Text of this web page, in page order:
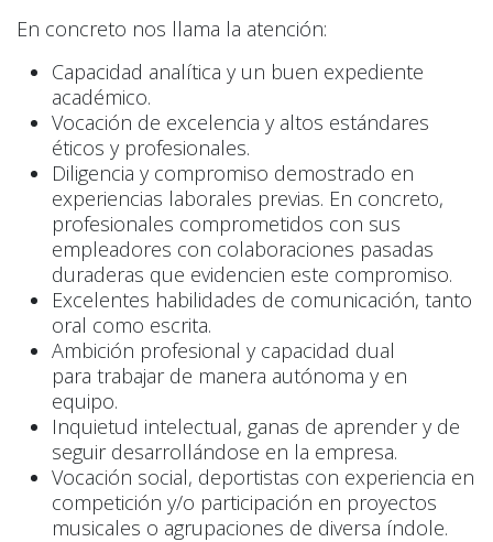
En concreto nos llama la atención:
Capacidad analítica y un buen expediente
académico.
Vocación de excelencia y altos estándares
éticos y profesionales.
Diligencia y compromiso demostrado en
experiencias laborales previas. En concreto,
profesionales comprometidos con sus
empleadores con colaboraciones pasadas
duraderas que evidencien este compromiso.
Excelentes habilidades de comunicación, tanto
oral como escrita.
Ambición profesional y capacidad dual
para trabajar de manera autónoma y en
equipo.
Inquietud intelectual, ganas de aprender y de
seguir desarrollándose en la empresa.
Vocación social, deportistas con experiencia en
competición y/o participación en proyectos
musicales o agrupaciones de diversa índole.